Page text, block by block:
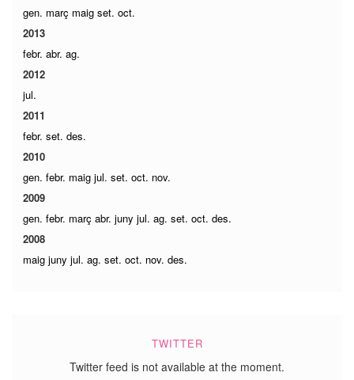
gen. març maig set. oct.
2013
febr. abr. ag.
2012
jul.
2011
febr. set. des.
2010
gen. febr. maig jul. set. oct. nov.
2009
gen. febr. març abr. juny jul. ag. set. oct. des.
2008
maig juny jul. ag. set. oct. nov. des.
TWITTER
Twitter feed is not available at the moment.